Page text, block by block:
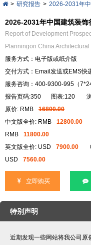
> 研究报告 > 2026-2031年中
2026-2031年中国建筑装
Report of Development
Planningon China
服务方式：电子版或纸介版
交付方式：Email发送或EMS快
服务咨询：400-9300-995（
报告页码:350
图表:120
原价: RMB
16800.00
中文版全价: RMB
12800.00
RMB
11800.00
英文版全价: USD
7900.00
USD
7560.00
立即购买
特别声明
近期发现一些网站将我公司原